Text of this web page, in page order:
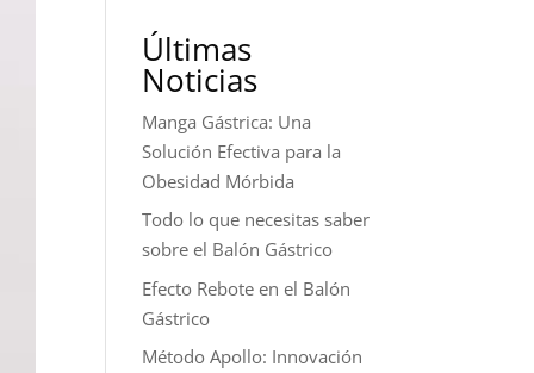
Últimas
Noticias
Manga Gástrica: Una
Solución Efectiva para la
Obesidad Mórbida
Todo lo que necesitas saber
sobre el Balón Gástrico
Efecto Rebote en el Balón
Gástrico
Método Apollo: Innovación